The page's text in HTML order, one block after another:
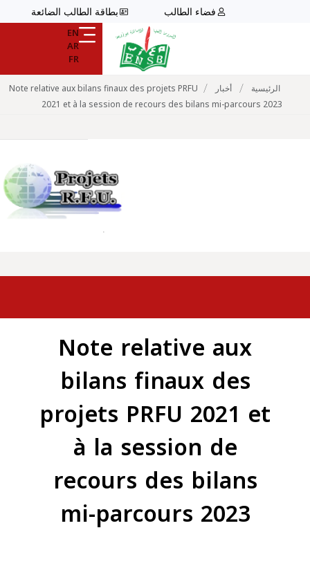
فضاء الطالب بطاقة الطالب الضائعة
EN
AR
FR
الرئيسية / أخبار /
Note relative aux bilans finaux des projets PRFU
2021 et à la session de recours des bilans mi-parcours 2023
Note relative aux
bilans finaux des
projets PRFU 2021 et
à la session de
recours des bilans
mi-parcours 2023